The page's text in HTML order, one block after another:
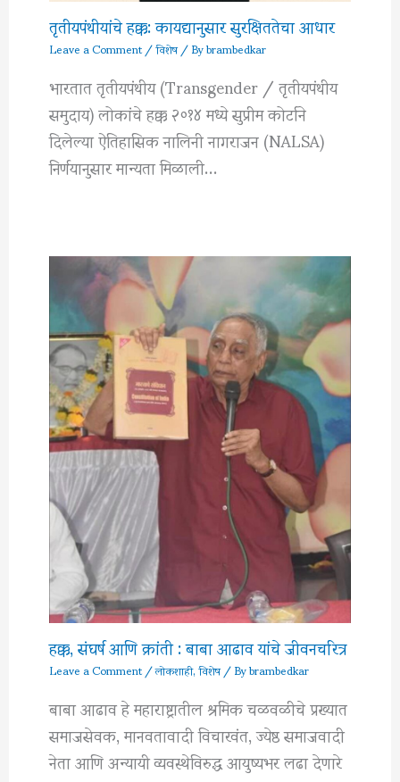
तृतीयपंथीयांचे हक्क: कायद्यानुसार सुरक्षिततेचा आधार
Leave a Comment/विशेष/ Bybrambedkar
भारतात तृतीयपंथीय (Transgender / तृतीयपंथीय
समुदाय) लोकांचे हक्क २०१४ मध्ये सुप्रीम कोर्टाने
दिलेल्या ऐतिहासिक नालिनी नागराजन (NALSA)
निर्णयानुसार मान्यता मिळाली…
हक्क, संघर्ष आणि क्रांती : बाबा आढाव यांचे जीवनचरित्र
Leave a Comment/लोकशाही,विशेष/ Bybrambedkar
बाबा आढाव हे महाराष्ट्रातील श्रमिक चळवळीचे प्रख्यात
समाजसेवक, मानवतावादी विचारवंत, ज्येष्ठ समाजवादी
नेता आणि अन्यायी व्यवस्थेविरुद्ध आयुष्यभर लढा देणारे